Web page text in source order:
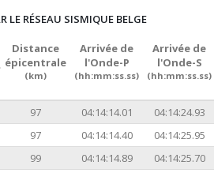
LE RÉSEAU SISMIQUE BELGE
Distance
épicentrale
(km)
Arrivée de
l'Onde-P
(hh:mm:ss.ss)
Arrivée de
l'Onde-S
(hh:mm:ss.ss)
97 04:14:14.01
04:14:24.93
97 04:14:14.40
04:14:25.95
99 04:14:14.89
04:14:25.70